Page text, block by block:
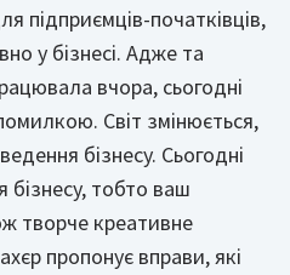
підприємців-початківців,
у бізнесі. Адже та
вчора, сьогодні
Світ змінюється,
бізнесу. Сьогодні
тобто ваш
творче креативне
пропонує вправи, які